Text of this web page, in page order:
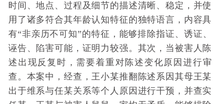
时间、地点、过程及细节的描述清晰、稳定，并使
用了诸多符合其年龄认知特征的独特语言，内容具
有“非亲历不可知”的特征，能够排除指证、诱证、
诬告、陷害可能，证明力较强。其次，当被害人陈
述出现反复时，需要着重对陈述变化原因进行审
查。本案中，经查，王小某推翻陈述系因其母王某
出于维系与任某关系等个人原因进行干预，并查实